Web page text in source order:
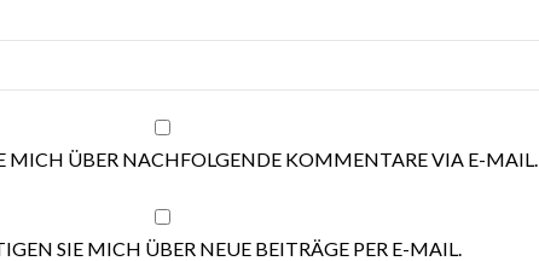
MICH ÜBER NACHFOLGENDE KOMMENTARE VIA E-MAIL.
SIE MICH ÜBER NEUE BEITRÄGE PER E-MAIL.